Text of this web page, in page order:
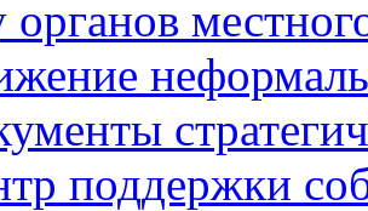
органов
поддержки